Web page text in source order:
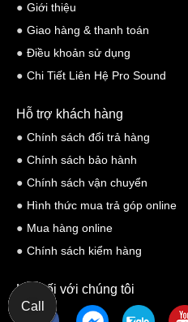
Giới thiệu
Giao hàng & thanh toán
Điều khoản sử dụng
Chi Tiết Liên Hệ Pro Sound
Hỗ trợ khách hàng
Chính sách đổi trả hàng
Chính sách bảo hành
Chính sách vận chuyển
Hình thức mua trả góp online
Mua hàng online
Chính sách kiểm hàng
Kết nối với chúng tôi
Call